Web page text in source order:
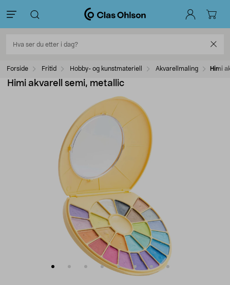
Forside Fritid Hobby- og kunstmateriell Akvarellmaling Himi
Himi akvarell semi, metallic